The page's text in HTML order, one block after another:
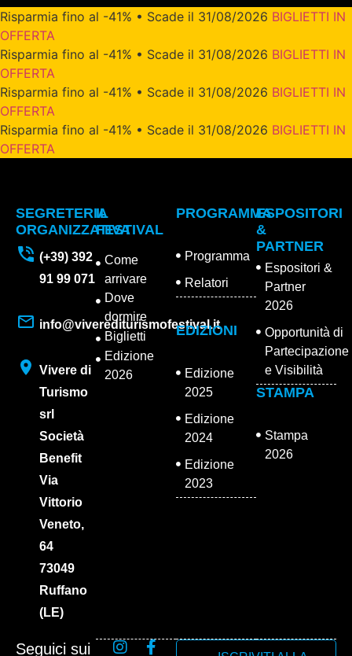
Risparmia fino al -41% • Scade il 31/08/2026 BIGLIETTI IN
OFFERTA
Risparmia fino al -41% • Scade il 31/08/2026 BIGLIETTI IN
OFFERTA
Risparmia fino al -41% • Scade il 31/08/2026 BIGLIETTI IN
OFFERTA
Risparmia fino al -41% • Scade il 31/08/2026 BIGLIETTI IN
OFFERTA
SEGRETERIA
ORGANIZZATIVA
(+39) 392
91 99 071
info@viverediturismofestival.it
Vivere di
Turismo
srl
Società
Benefit
Via
Vittorio
Veneto,
64
73049
Ruffano
(LE)
IL
FESTIVAL
Come
arrivare
Dove
dormire
Biglietti
Edizione
2026
PROGRAMMA
Programma
Relatori
EDIZIONI
Edizione
2025
Edizione
2024
Edizione
2023
ESPOSITORI
&
PARTNER
Espositori &
Partner
2026
Opportunità di
Partecipazione
e Visibilità
STAMPA
Stampa
2026
Seguici sui